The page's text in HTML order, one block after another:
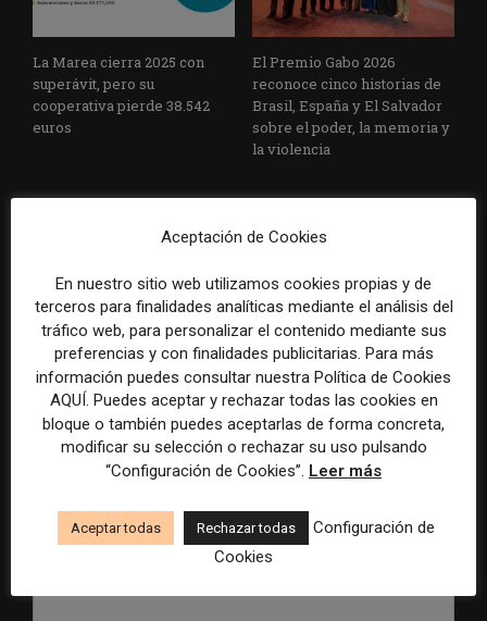
La Marea cierra 2025 con
superávit, pero su
cooperativa pierde 38.542
euros
El Premio Gabo 2026
reconoce cinco historias de
Brasil, España y El Salvador
sobre el poder, la memoria y
la violencia
Radio Televisión Madrid
establece un sistema de
control para el uso de la
inteligencia artificial
ADEPA crea un premio
especial para la mejor
cobertura periodística del
Mundial 2026
DEJA UNA RESPUESTA
Aceptación de Cookies
En nuestro sitio web utilizamos cookies propias y de
terceros para finalidades analíticas mediante el análisis del
tráfico web, para personalizar el contenido mediante sus
preferencias y con finalidades publicitarias. Para más
información puedes consultar nuestra Política de Cookies
AQUÍ. Puedes aceptar y rechazar todas las cookies en
bloque o también puedes aceptarlas de forma concreta,
modificar su selección o rechazar su uso pulsando
“Configuración de Cookies”. Leer más
Aceptar todas Rechazar todas
Configuración de
Cookies